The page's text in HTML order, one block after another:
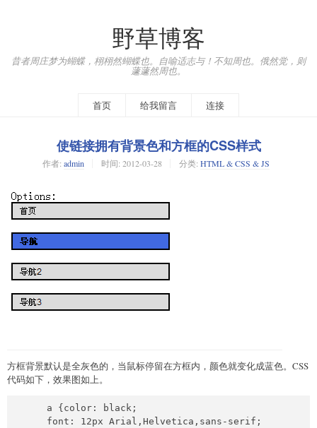
野草博客
昔者周庄梦为蝴蝶，栩栩然蝴蝶也。自喻适志与！不知周也。俄然觉，则
蘧蘧然周也。
首页 给我留言 连接
使链接拥有背景色和方框的CSS样式
作者: admin 时间: 2012-03-28 分类: HTML & CSS & JS
方框背景默认是全灰色的，当鼠标停留在方框内，颜色就变化成蓝色。CSS
代码如下，效果图如上。
      a {color: black;
      font: 12px Arial,Helvetica,sans-serif;